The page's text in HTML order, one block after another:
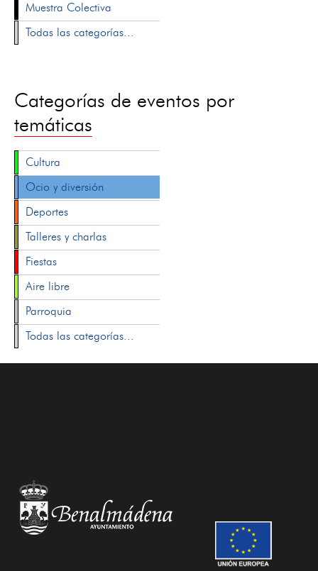
Muestra Colectiva
Todas las categorías...
Categorías de eventos por
temáticas
Cultura
Ocio y diversión
Deportes
Talleres y charlas
Fiestas
Aire libre
Parroquia
Todas las categorías...